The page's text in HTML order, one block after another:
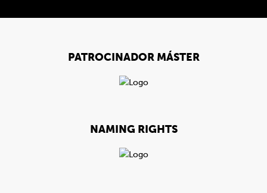
PATROCINADOR MÁSTER
NAMING RIGHTS